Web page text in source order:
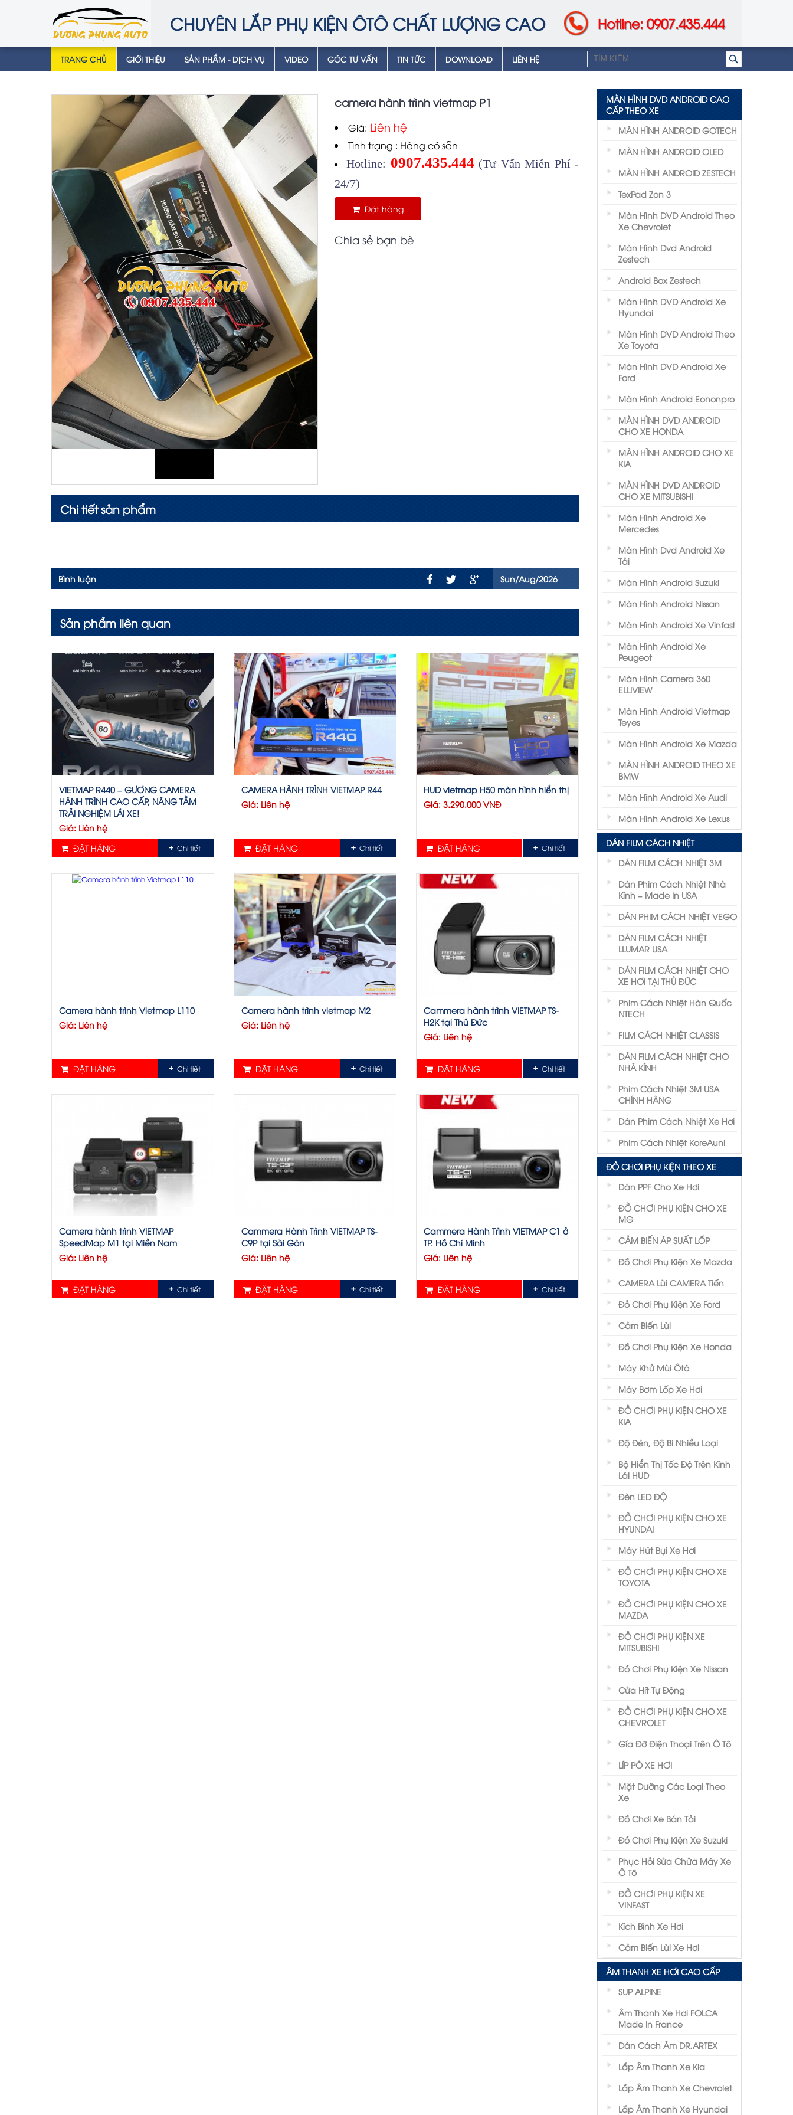
CHUYÊN LẮP PHỤ KIỆN ÔTÔ CHẤT LƯỢNG CAO Hotline: 0907.435.444
TRANG CHỦ GIỚI THIỆU SẢN PHẨM - DỊCH VỤ VIDEO GÓC TƯ VẤN TIN TỨC DOWNLOAD LIÊN HỆ
camera hành trình vietmap P1
Giá: Liên hệ
Tình trạng : Hàng có sẵn
Hotline: 0907.435.444 (Tư Vấn Miễn Phí -
24/7)
Đặt hàng
Chia sẻ bạn bè
Chi tiết sản phẩm
Bình luận Sun/Aug/2026
Sản phẩm liên quan
VIETMAP R440 – GƯƠNG CAMERA
HÀNH TRÌNH CAO CẤP, NÂNG TẦM
TRẢI NGHIỆM LÁI XE!
Giá: Liên hệ
ĐẶT HÀNG
Chi tiết
CAMERA HÀNH TRÌNH VIETMAP R44
Giá: Liên hệ
ĐẶT HÀNG Chi tiết
HUD vietmap H50 màn hình hiển thị
Giá: 3.290.000 VNĐ
ĐẶT HÀNG Chi tiết
Camera hành trình Vietmap L110
Giá: Liên hệ
ĐẶT HÀNG Chi tiết
Camera hành trình vietmap M2
Giá: Liên hệ
ĐẶT HÀNG Chi tiết
Cammera hành trình VIETMAP TS-
H2K tại Thủ Đức
Giá: Liên hệ
ĐẶT HÀNG Chi tiết
Camera hành trình VIETMAP
SpeedMap M1 tại Miền Nam
Giá: Liên hệ
ĐẶT HÀNG Chi tiết
Cammera Hành Trình VIETMAP TS-
C9P tại Sài Gòn
Giá: Liên hệ
ĐẶT HÀNG Chi tiết
Cammera Hành Trình VIETMAP C1 ở
TP. Hồ Chí Minh
Giá: Liên hệ
ĐẶT HÀNG Chi tiết
MÀN HÌNH DVD ANDROID CAO
CẤP THEO XE
MÀN HÌNH ANDROID GOTECH
MÀN HÌNH ANDROID OLED
MÀN HÌNH ANDROID ZESTECH
TexPad Zon 3
Màn Hình DVD Android Theo
Xe Chevrolet
Màn Hình Dvd Android
Zestech
Android Box Zestech
Màn Hình DVD Android Xe
Hyundai
Màn Hình DVD Android Theo
Xe Toyota
Màn Hình DVD Android Xe
Ford
Màn Hình Android Eononpro
MÀN HÌNH DVD ANDROID
CHO XE HONDA
MÀN HÌNH ANDROID CHO XE
KIA
MÀN HÌNH DVD ANDROID
CHO XE MITSUBISHI
Màn Hình Android Xe
Mercedes
Màn Hình Dvd Android Xe
Tải
Màn Hình Android Suzuki
Màn Hình Android Nissan
Màn Hình Android Xe Vinfast
Màn Hình Android Xe
Peugeot
Màn Hình Camera 360
ELLIVIEW
Màn Hình Android Vietmap
Teyes
Màn Hình Android Xe Mazda
MÀN HÌNH ANDROID THEO XE
BMW
Màn Hình Android Xe Audi
Màn Hình Android Xe Lexus
DÁN FILM CÁCH NHIỆT
DÁN FILM CÁCH NHIỆT 3M
Dán Phim Cách Nhiệt Nhà
Kính – Made In USA
DÁN PHIM CÁCH NHIỆT VEGO
DÁN FILM CÁCH NHIỆT
LLUMAR USA
DÁN FILM CÁCH NHIỆT CHO
XE HƠI TẠI THỦ ĐỨC
Phim Cách Nhiệt Hàn Quốc
NTECH
FILM CÁCH NHIỆT CLASSIS
DÁN FILM CÁCH NHIỆT CHO
NHÀ KÍNH
Phim Cách Nhiệt 3M USA
CHÍNH HÃNG
Dán Phim Cách Nhiệt Xe Hơi
Phim Cách Nhiệt KoreAuni
ĐỒ CHƠI PHỤ KIỆN THEO XE
Dán PPF Cho Xe Hơi
ĐỒ CHƠI PHỤ KIỆN CHO XE
MG
CẢM BIẾN ÁP SUẤT LỐP
Đồ Chơi Phụ Kiện Xe Mazda
CAMERA Lùi CAMERA Tiến
Đồ Chơi Phụ Kiện Xe Ford
Cảm Biến Lùi
Đồ Chơi Phụ Kiện Xe Honda
Máy Khử Mùi Ôtô
Máy Bơm Lốp Xe Hơi
ĐỒ CHƠI PHỤ KIỆN CHO XE
KIA
Độ Đèn, Độ Bi Nhiều Loại
Bộ Hiển Thị Tốc Độ Trên Kính
Lái HUD
Đèn LED ĐỘ
ĐỒ CHƠI PHỤ KIỆN CHO XE
HYUNDAI
Máy Hút Bụi Xe Hơi
ĐỒ CHƠI PHỤ KIỆN CHO XE
TOYOTA
ĐỒ CHƠI PHỤ KIỆN CHO XE
MAZDA
ĐỒ CHƠI PHỤ KIỆN XE
MITSUBISHI
Đồ Chơi Phụ Kiện Xe Nissan
Cửa Hít Tự Động
ĐỒ CHƠI PHỤ KIỆN CHO XE
CHEVROLET
Gía Đỡ Điện Thoại Trên Ô Tô
LÍP PÔ XE HƠI
Mặt Dưỡng Các Loại Theo
Xe
Đồ Chơi Xe Bán Tải
Đồ Chơi Phụ Kiện Xe Suzuki
Phục Hồi Sửa Chửa Máy Xe
Ô Tô
ĐỒ CHƠI PHỤ KIỆN XE
VINFAST
Kích Bình Xe Hơi
Cảm Biến Lùi Xe Hơi
ÂM THANH XE HƠI CAO CẤP
SUP ALPINE
Âm Thanh Xe Hơi FOLCA
Made In France
Dán Cách Âm DR,ARTEX
Lắp Âm Thanh Xe Kia
Lắp Âm Thanh Xe Chevrolet
Lắp Âm Thanh Xe Hyundai